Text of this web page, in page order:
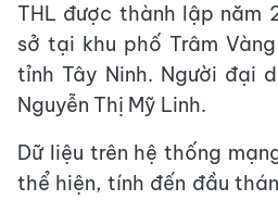
THL được thành lập năm
sở tại khu phố Trâm
tỉnh Tây Ninh. Người đại
Nguyễn Thị Mỹ Linh.
Dữ liệu trên hệ thống
thể hiện, tính đến đầu